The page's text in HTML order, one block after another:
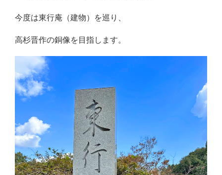
今度は東行庵（建物）を巡り、
高杉晋作の銅像を目指します。